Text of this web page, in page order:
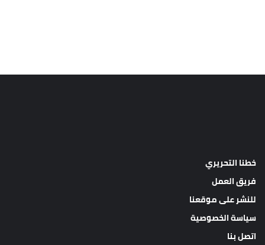
خطنا التحريري
فريق العمل
للنشر على موقعنا
سياسة الخصوصية
اتصل بنا